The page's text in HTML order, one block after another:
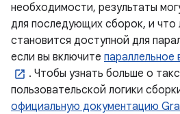
необходимости, результаты
для последующих сборок, и что
становится доступной для
если вы включите параллельное
. Чтобы узнать больше о
пользовательской логики
официальную документацию